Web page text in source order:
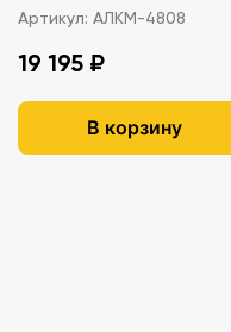
Артикул: АЛКМ-4808
19 195 ₽
В корзину